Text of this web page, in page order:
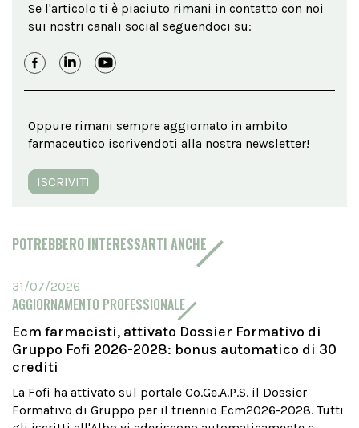
Se l'articolo ti è piaciuto rimani in contatto con noi
sui nostri canali social seguendoci su:
Oppure rimani sempre aggiornato in ambito
farmaceutico iscrivendoti alla nostra newsletter!
ISCRIVITI
POTREBBERO INTERESSARTI ANCHE
31/07/2026
AGGIORNAMENTO PROFESSIONALE
Ecm farmacisti, attivato Dossier Formativo di
Gruppo Fofi 2026-2028: bonus automatico di 30
crediti
La Fofi ha attivato sul portale Co.Ge.A.P.S. il Dossier
Formativo di Gruppo per il triennio Ecm2026-2028. Tutti